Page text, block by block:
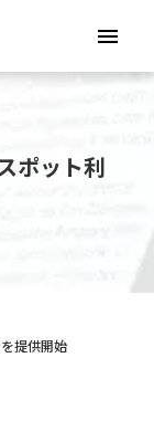
menu
ポット利
提供開始